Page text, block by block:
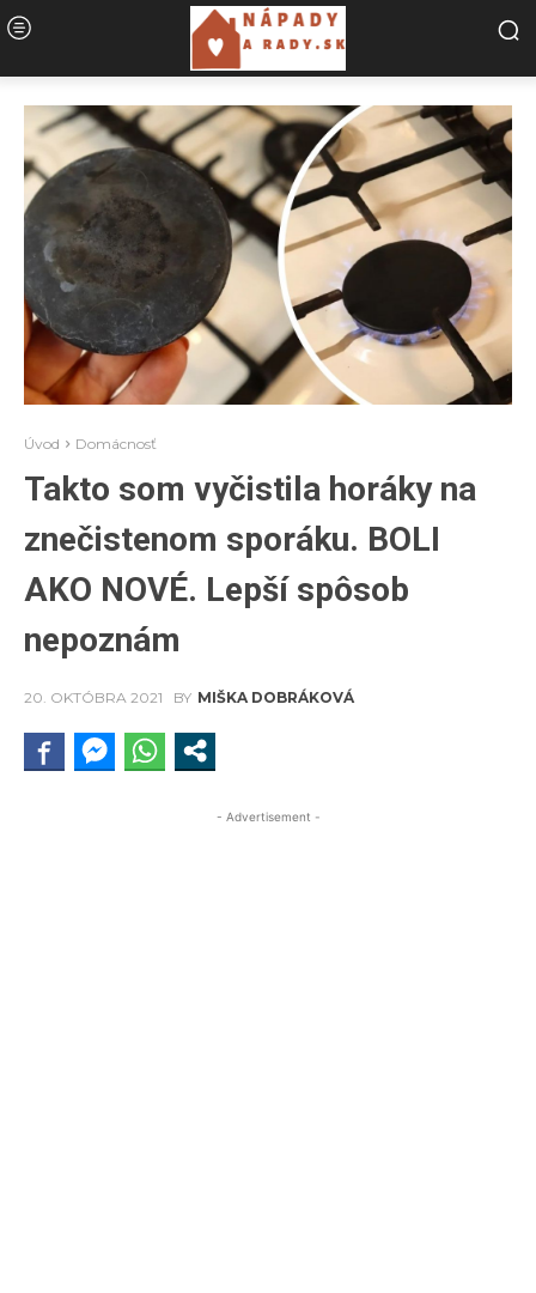
Úvod Domácnosť
Takto som vyčistila horáky na
znečistenom sporáku. BOLI
AKO NOVÉ. Lepší spôsob
nepoznám
20. OKTÓBRA 2021 BY MIŠKA DOBRÁKOVÁ
- Advertisement -